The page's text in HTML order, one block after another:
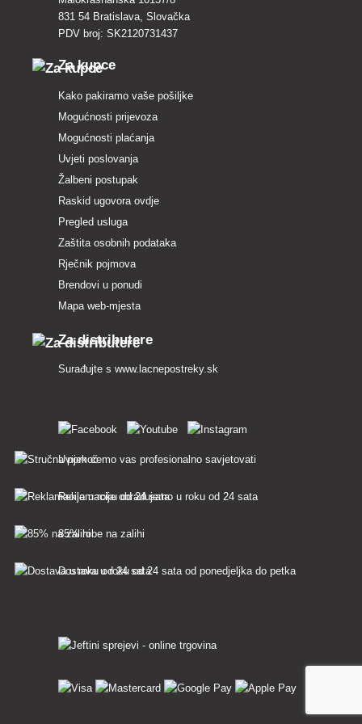
831 54 Bratislava, Slovačka
PDV broj: SK2120731437
Za kupce
Kako pakiramo vaše pošiljke
Mogućnosti prijevoza
Mogućnosti plaćanja
Uvjeti poslovanja
Žalbeni postupak
Raskid ugovora ovdje
Pregled usluga
Zaštita osobnih podataka
Rječnik pojmova
Brendovi u ponudi
Mapa web-mjesta
Za distributere
Surađujte s www.lacnepostreky.sk
Uvijek ćemo vas profesionalno savjetovati
Reklamacije obrađujemo u roku od 24 sata
85% robe na zalihi
Dostava u roku od 24 sata od ponedjeljka do petka